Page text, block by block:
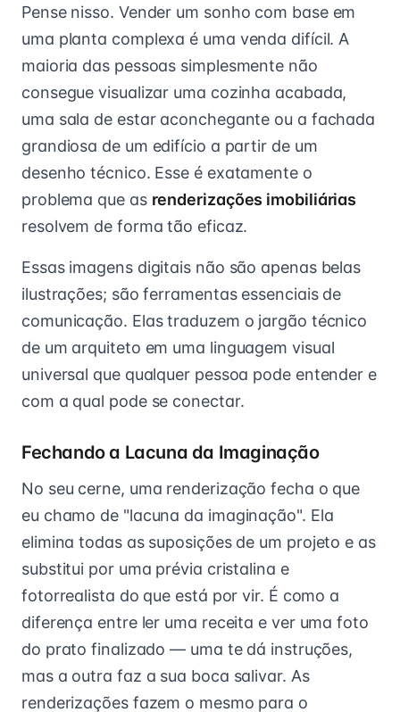
Pense nisso. Vender um sonho com base em
uma planta complexa é uma venda difícil. A
maioria das pessoas simplesmente não
consegue visualizar uma cozinha acabada,
uma sala de estar aconchegante ou a fachada
grandiosa de um edifício a partir de um
desenho técnico. Esse é exatamente o
problema que as renderizações imobiliárias
resolvem de forma tão eficaz.
Essas imagens digitais não são apenas belas
ilustrações; são ferramentas essenciais de
comunicação. Elas traduzem o jargão técnico
de um arquiteto em uma linguagem visual
universal que qualquer pessoa pode entender e
com a qual pode se conectar.
Fechando a Lacuna da Imaginação
No seu cerne, uma renderização fecha o que
eu chamo de "lacuna da imaginação". Ela
elimina todas as suposições de um projeto e as
substitui por uma prévia cristalina e
fotorrealista do que está por vir. É como a
diferença entre ler uma receita e ver uma foto
do prato finalizado — uma te dá instruções,
mas a outra faz a sua boca salivar. As
renderizações fazem o mesmo para o